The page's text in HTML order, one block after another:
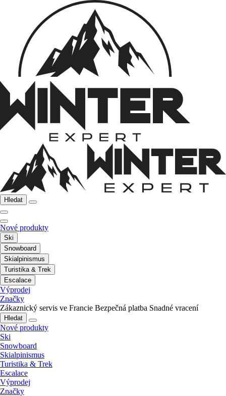
Hledat
Nové produkty
Ski
Snowboard
Skialpinismus
Turistika & Trek
Escalace
Výprodej
Značky
Zákaznický servis ve Francie Bezpečná platba Snadné vracení
Hledat
Nové produkty
Ski
Snowboard
Skialpinismus
Turistika & Trek
Escalace
Výprodej
Značky